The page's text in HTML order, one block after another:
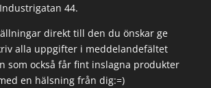
44.
direkt till den du önskar ge
alla uppgifter i meddelandefältet
som också får fint inslagna produkter
en hälsning från dig:=)